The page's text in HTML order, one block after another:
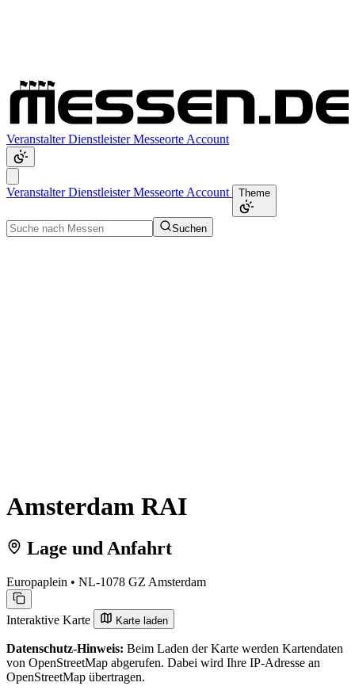
VeranstalterDienstleisterMesseorte Account
VeranstalterDienstleisterMesseorte Account Theme
Suchen
Amsterdam RAI
Lage und Anfahrt
Europaplein • NL-1078 GZ Amsterdam
Interaktive Karte Karte laden
Datenschutz-Hinweis: Beim Laden der Karte werden Kartendaten
von OpenStreetMap abgerufen. Dabei wird Ihre IP-Adresse an
OpenStreetMap übertragen.